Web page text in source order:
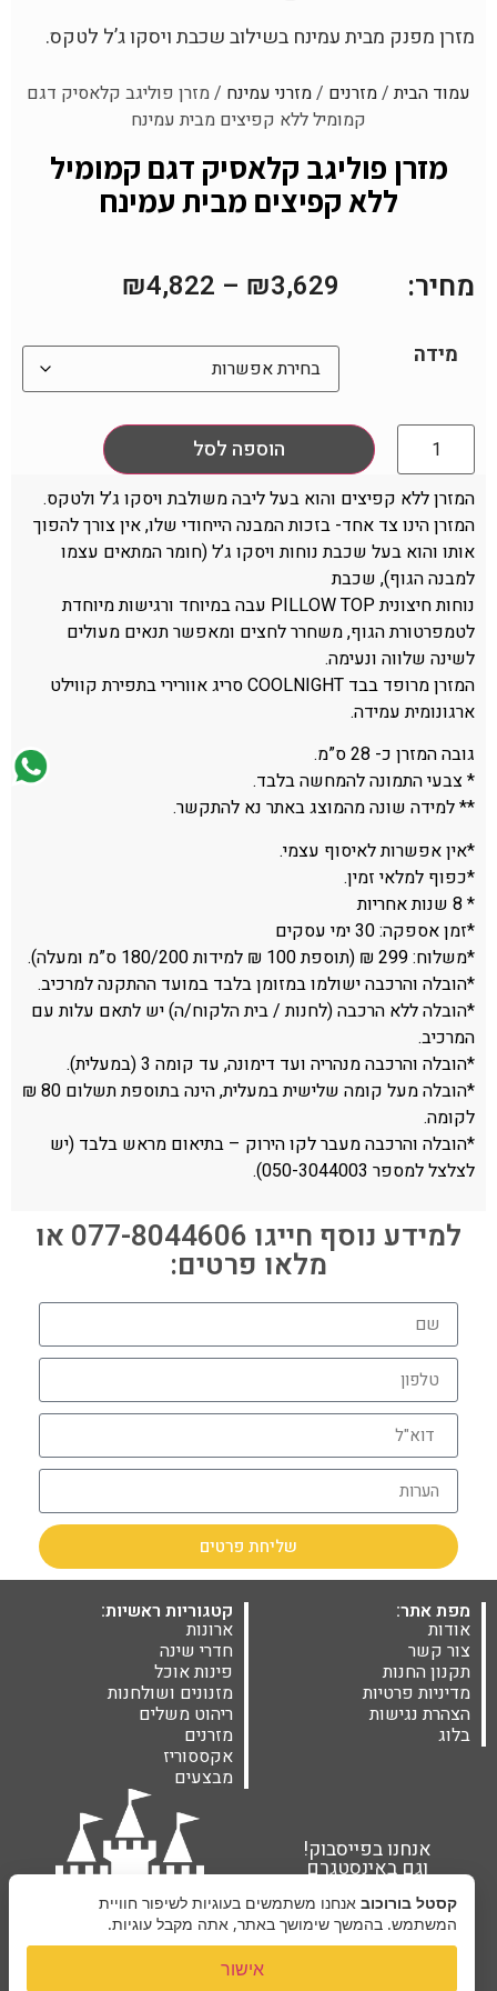
מזרן מפנק מבית עמינח בשילוב שכבת ויסקו ג’ל לטקס.
עמוד הבית/מזרנים /מזרני עמינח / מזרן פוליגב קלאסיק דגם
קמומיל ללא קפיצים מבית עמינח
מזרן פוליגב קלאסיק דגם קמומיל
ללא קפיצים מבית עמינח
מחיר: ₪3,629
–
₪4,822
מידה
הוספה לסל
המזרן ללא קפיצים והוא בעל ליבה משולבת ויסקו ג’ל ולטקס.
המזרן הינו צד אחד- בזכות המבנה הייחודי שלו, אין צורך להפוך
אותו והוא בעל שכבת נוחות ויסקו ג’ל (חומר המתאים עצמו
למבנה הגוף), שכבת
נוחות חיצונית PILLOW TOP עבה במיוחד ורגישות מיוחדת
לטמפרטורת הגוף, משחרר לחצים ומאפשר תנאים מעולים
לשינה שלווה ונעימה.
המזרן מרופד בבד COOLNIGHT סריג אוורירי בתפירת קווילט
ארגונומית עמידה.
גובה המזרן כ- 28 ס”מ.
* צבעי התמונה להמחשה בלבד.
** למידה שונה מהמוצג באתר נא להתקשר.
*אין אפשרות לאיסוף עצמי.
*כפוף למלאי זמין.
* 8 שנות אחריות
*זמן אספקה: 30 ימי עסקים
*משלוח: 299 ₪ (תוספת 100 ₪ למידות 180/200 ס”מ ומעלה).
*הובלה והרכבה ישולמו במזומן בלבד במועד ההתקנה למרכיב.
*הובלה ללא הרכבה (לחנות / בית הלקוח/ה) יש לתאם עלות עם
המרכיב.
*הובלה והרכבה מנהריה ועד דימונה, עד קומה 3 (במעלית).
*הובלה מעל קומה שלישית במעלית, הינה בתוספת תשלום 80 ₪
לקומה.
*הובלה והרכבה מעבר לקו הירוק – בתיאום מראש בלבד (יש
לצלצל למספר 050-3044003).
למידע נוסף חייגו 077-8044606 או
מלאו פרטים:
שליחת פרטים
מפת אתר:
אודות
צור קשר
תקנון החנות
מדיניות פרטיות
הצהרת נגישות
בלוג
קטגוריות ראשיות:
ארונות
חדרי שינה
פינות אוכל
מזנונים ושולחנות
ריהוט משלים
מזרנים
אקססוריז
מבצעים
אנחנו בפייסבוק!
וגם באינסטגרם
קסטל בורוכוב אנחנו משתמשים בעוגיות לשיפור חוויית
המשתמש. בהמשך שימושך באתר, אתה מקבל עוגיות.
אישור